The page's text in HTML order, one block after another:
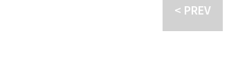
日本人メンバーも所属Cherry Bullet、メンバー全員が制服ブ
の笑顔で視線を集めた。「PLAYING」バージョンではゲー
な魅力を同時にアピールした。FNCで6年ぶりに披露される
< PREV